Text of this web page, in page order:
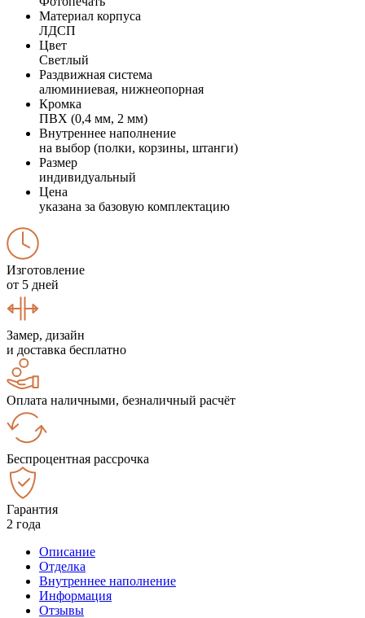
Материал корпуса
ЛДСП
Цвет
Светлый
Раздвижная система
алюминиевая, нижнеопорная
Кромка
ПВХ (0,4 мм, 2 мм)
Внутреннее наполнение
на выбор (полки, корзины, штанги)
Размер
индивидуальный
Цена
указана за базовую комплектацию
Изготовление
от 5 дней
Замер, дизайн
и доставка бесплатно
Оплата наличными, безналичный расчёт
Беспроцентная рассрочка
Гарантия
2 года
Описание
Отделка
Внутреннее наполнение
Информация
Отзывы